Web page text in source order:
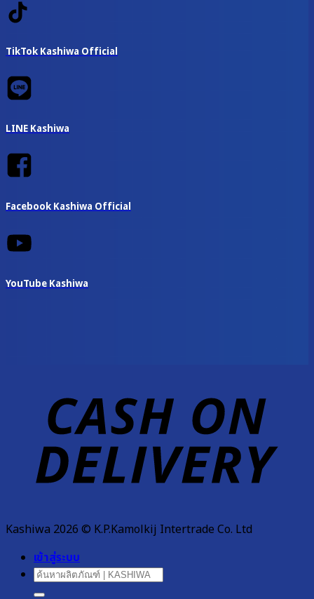
TikTok Kashiwa Official
LINE Kashiwa
Facebook Kashiwa Official
YouTube Kashiwa
Kashiwa 2026 © K.P.Kamolkij Intertrade Co. Ltd
เข้าสู่ระบบ
ค้นหา: